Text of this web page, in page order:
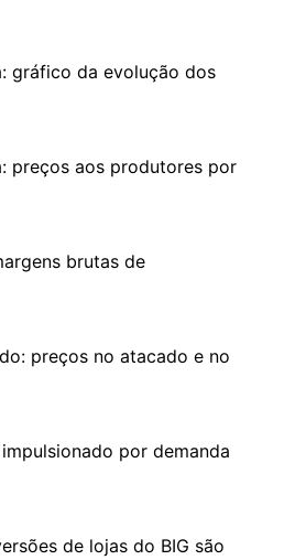
gráfico da evolução dos
preços aos produtores por
brutas de
preços no atacado e no
por demanda
de lojas do BIG são